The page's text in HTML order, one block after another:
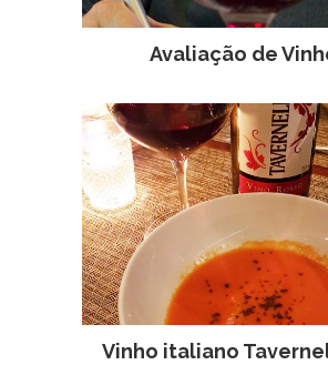
Avaliação de
Vinho italiano